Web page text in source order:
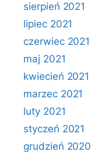
sierpień 2021
lipiec 2021
czerwiec 2021
maj 2021
kwiecień 2021
marzec 2021
luty 2021
styczeń 2021
grudzień 2020